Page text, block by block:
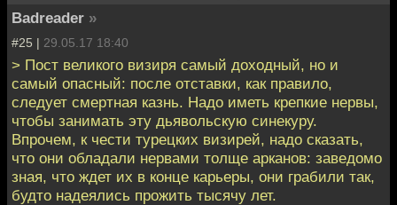
Badreader »
#25 | 29.05.17 18:40
> Пост великого визиря самый доходный, но и
самый опасный: после отставки, как правило,
следует смертная казнь. Надо иметь крепкие нервы,
чтобы занимать эту дьявольскую синекуру.
Впрочем, к чести турецких визирей, надо сказать,
что они обладали нервами толще арканов: заведомо
зная, что ждет их в конце карьеры, они грабили так,
будто надеялись прожить тысячу лет.